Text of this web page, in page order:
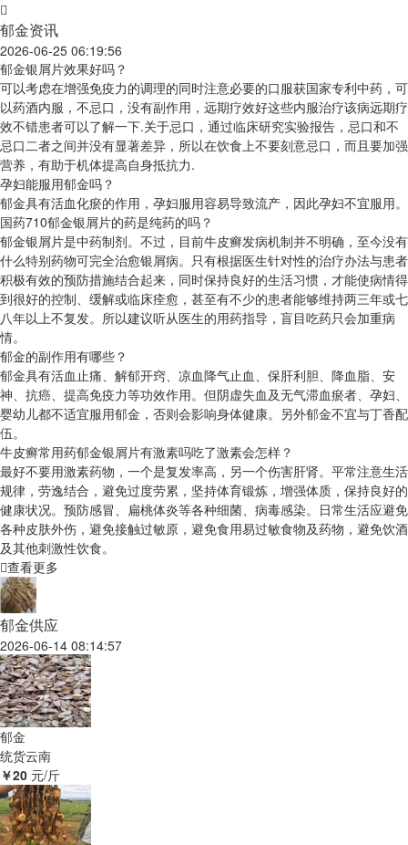
郁金资讯
2026-06-25 06:19:56
郁金银屑片效果好吗？
可以考虑在增强免疫力的调理的同时注意必要的口服获国家专利中药，可
以药酒内服，不忌口，没有副作用，远期疗效好这些内服治疗该病远期疗
效不错患者可以了解一下.关于忌口，通过临床研究实验报告，忌口和不
忌口二者之间并没有显著差异，所以在饮食上不要刻意忌口，而且要加强
营养，有助于机体提高自身抵抗力.
孕妇能服用郁金吗？
郁金具有活血化瘀的作用，孕妇服用容易导致流产，因此孕妇不宜服用。
国药710郁金银屑片的药是纯药的吗？
郁金银屑片是中药制剂。不过，目前牛皮癣发病机制并不明确，至今没有
什么特别药物可完全治愈银屑病。只有根据医生针对性的治疗办法与患者
积极有效的预防措施结合起来，同时保持良好的生活习惯，才能使病情得
到很好的控制、缓解或临床痊愈，甚至有不少的患者能够维持两三年或七
八年以上不复发。所以建议听从医生的用药指导，盲目吃药只会加重病
情。
郁金的副作用有哪些？
郁金具有活血止痛、解郁开窍、凉血降气止血、保肝利胆、降血脂、安
神、抗癌、提高免疫力等功效作用。但阴虚失血及无气滞血瘀者、孕妇、
婴幼儿都不适宜服用郁金，否则会影响身体健康。另外郁金不宜与丁香配
伍。
牛皮癣常用药郁金银屑片有激素吗吃了激素会怎样？
最好不要用激素药物，一个是复发率高，另一个伤害肝肾。平常注意生活
规律，劳逸结合，避免过度劳累，坚持体育锻炼，增强体质，保持良好的
健康状况。预防感冒、扁桃体炎等各种细菌、病毒感染。日常生活应避免
各种皮肤外伤，避免接触过敏原，避免食用易过敏食物及药物，避免饮酒
及其他刺激性饮食。
查看更多
郁金供应
2026-06-14 08:14:57
郁金
统货云南
￥20 元/斤